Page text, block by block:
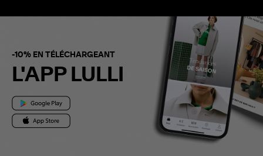
-10% EN TÉLÉCHARGEANT
L'APP LULLI